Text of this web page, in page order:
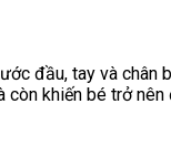
đầu, tay và chân
khiến bé trở nên